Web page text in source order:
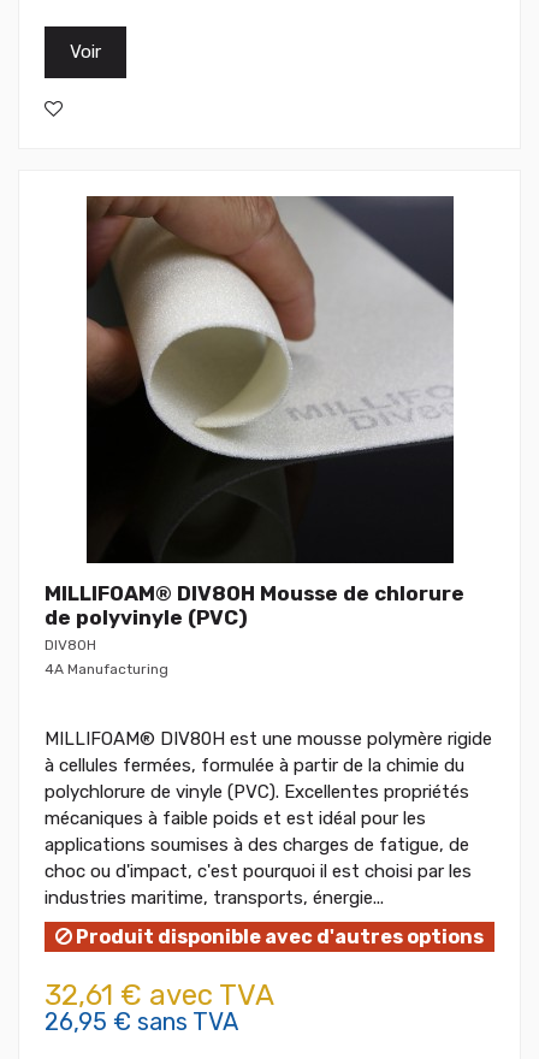
Voir
MILLIFOAM® DIV80H Mousse de chlorure
de polyvinyle (PVC)
DIV80H
4A Manufacturing
MILLIFOAM® DIV80H est une mousse polymère rigide
à cellules fermées, formulée à partir de la chimie du
polychlorure de vinyle (PVC). Excellentes propriétés
mécaniques à faible poids et est idéal pour les
applications soumises à des charges de fatigue, de
choc ou d'impact, c'est pourquoi il est choisi par les
industries maritime, transports, énergie...
Produit disponible avec d'autres options
32,61 € avec TVA
26,95 € sans TVA